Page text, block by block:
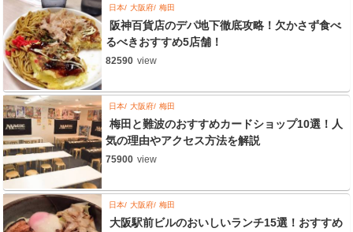
日本 大阪府 梅田
阪神百貨店のデパ地下徹底攻略！欠かさず食べ
るべきおすすめ5店舗！
82590 view
日本 大阪府 梅田
梅田と難波のおすすめカードショップ10選！人
気の理由やアクセス方法を解説
75900 view
日本 大阪府 梅田
大阪駅前ビルのおいしいランチ15選！おすすめ